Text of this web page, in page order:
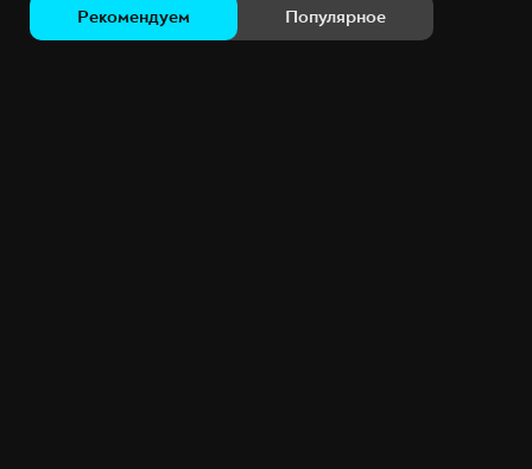
Рекомендуем Популярное